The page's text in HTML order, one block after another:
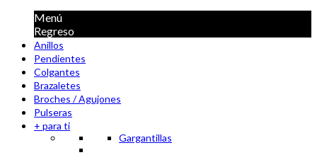
Menú
Regreso
Anillos
Pendientes
Colgantes
Brazaletes
Broches / Agujones
Pulseras
+ para ti
Gargantillas